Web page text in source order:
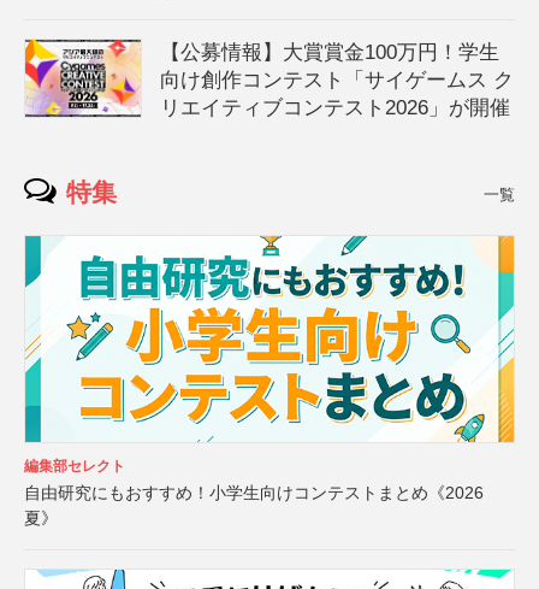
【公募情報】大賞賞金100万円！学生
向け創作コンテスト「サイゲームス ク
リエイティブコンテスト2026」が開催
特集 一覧
編集部セレクト
自由研究にもおすすめ！小学生向けコンテストまとめ《2026
夏》